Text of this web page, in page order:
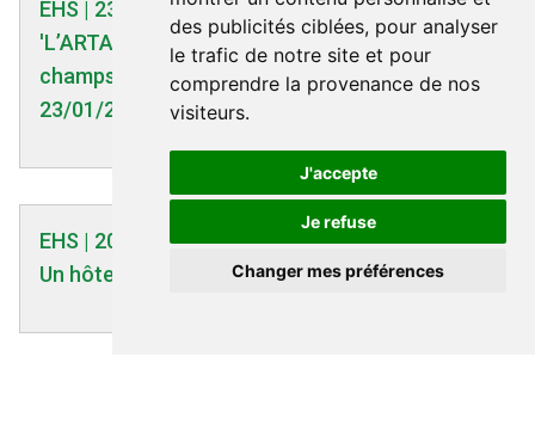
des publicités ciblées, pour analyser
le trafic de notre site et pour
comprendre la provenance de nos
visiteurs.
J'accepte
Je refuse
Changer mes préférences
EHS | 23/01/2009
'L’ARTAC décrit le syndrome d’intolérance aux
champs électromagnétiques (SICEM)' -
23/01/2009
EHS | 20/06/2022
Un hôtel sans ondes